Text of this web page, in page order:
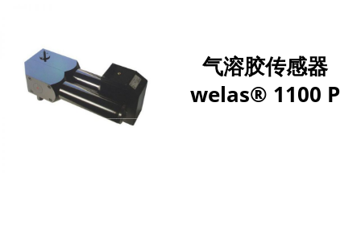
气溶胶传感器
welas® 1100 P